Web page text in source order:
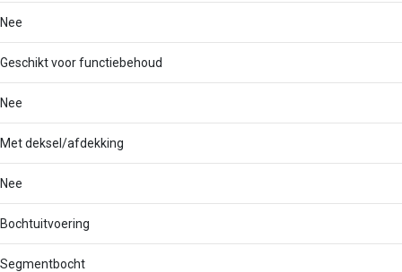
Nee
Geschikt voor functiebehoud
Nee
Met deksel/afdekking
Nee
Bochtuitvoering
Segmentbocht